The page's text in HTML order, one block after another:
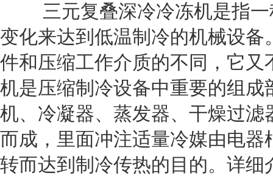
三元复叠深冷冷冻机是指一
变化来达到低温制冷的机械设
件和压缩工作介质的不同，它
机是压缩制冷设备中重要的组
机、冷凝器、蒸发器、干燥过
而成，里面冲注适量冷媒由电
转而达到制冷传热的目的。详